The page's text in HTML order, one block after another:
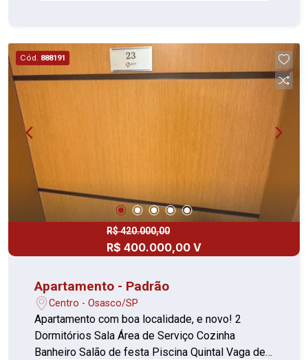
Cód. 888191
R$ 420.000,00
R$ 400.000,00 V
Apartamento - Padrão
Centro - Osasco/SP
Apartamento com boa localidade, e novo! 2
Dormitórios Sala Área de Serviço Cozinha
Banheiro Salão de festa Piscina Quintal Vaga de